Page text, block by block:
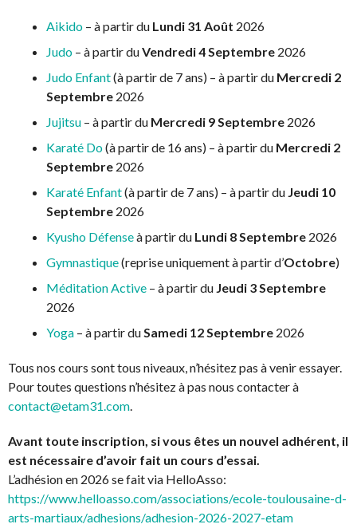
Aikido – à partir du Lundi 31 Août 2026
Judo – à partir duVendredi 4 Septembre 2026
Judo Enfant(à partir de 7 ans) – à partir du Mercredi 2
Septembre 2026
Jujitsu – à partir du Mercredi 9 Septembre 2026
Karaté Do(à partir de 16 ans) – à partir du Mercredi 2
Septembre 2026
Karaté Enfant(à partir de 7 ans) – à partir du Jeudi 10
Septembre 2026
Kyusho Défenseà partir du Lundi 8 Septembre 2026
Gymnastique(reprise uniquement à partir d’Octobre)
Méditation Active – à partir du Jeudi 3 Septembre
2026
Yoga – à partir du Samedi 12 Septembre 2026
Tous nos cours sont tous niveaux, n’hésitez pas à venir essayer.
Pour toutes questions n’hésitez à pas nous contacter à
contact@etam31.com
Avant toute inscription, si vous êtes un nouvel adhérent, il
est nécessaire d’avoir fait un cours d’essai.
L’adhésion en 2026 se fait via HelloAsso:
https://www.helloasso.com/associations/ecole-toulousaine-d-
arts-martiaux/adhesions/adhesion-2026-2027-etam